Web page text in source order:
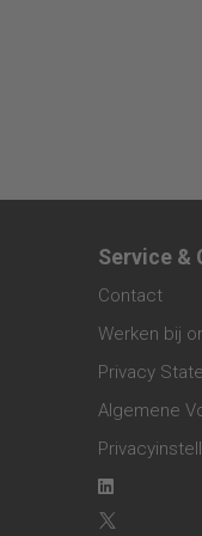
Service &
Contact
Werken bij
Privacy
Algemene